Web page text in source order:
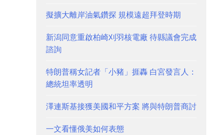
擬擴大離岸油氣鑽探 規模遠超拜登時期
新潟同意重啟柏崎刈羽核電廠 待縣議會完成
諮詢
特朗普稱女記者「小豬」捱轟 白宮發言人：
總統坦率透明
澤連斯基接獲美國和平方案 將與特朗普商討
一文看懂俄美如何表態